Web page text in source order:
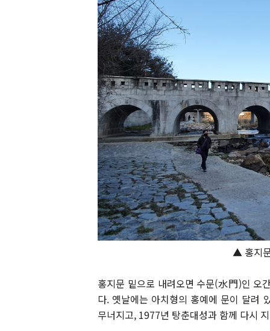
▲ 홍지
홍지문 밑으로 내려오면 수문(水門)인 오
다. 옛날에는 아치형의 홍예에 문이 달려
무너지고, 1977년 탕춘대성과 함께 다시